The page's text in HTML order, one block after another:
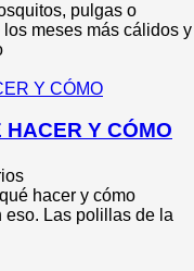
pulgas o
meses más cálidos y
Y CÓMO
hacer y cómo
eso. Las polillas de la